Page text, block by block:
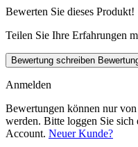
Bewerten Sie dieses Produkt!
Teilen Sie Ihre Erfahrungen
Bewertung schreiben
Anmelden
Bewertungen können nur
werden. Bitte loggen Sie sich
Account. Neuer Kunde?